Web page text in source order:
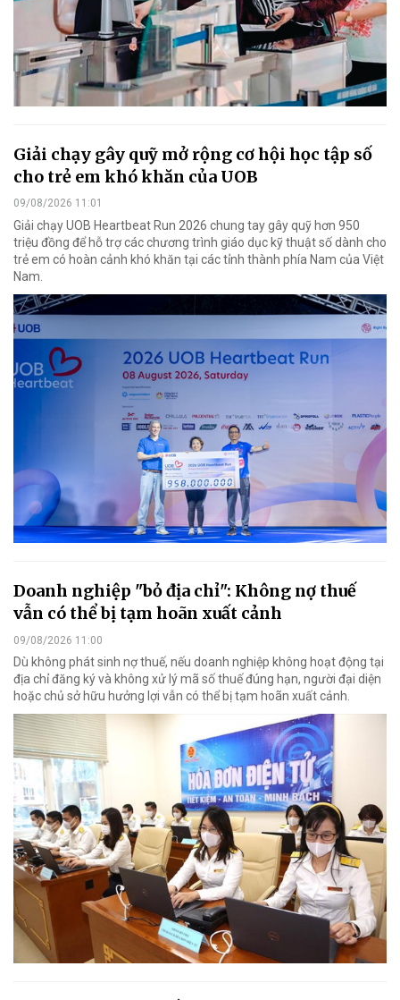
Giải chạy gây quỹ mở rộng cơ hội học tập số
cho trẻ em khó khăn của UOB
09/08/2026 11:01
Giải chạy UOB Heartbeat Run 2026 chung tay gây quỹ hơn 950
triệu đồng để hỗ trợ các chương trình giáo dục kỹ thuật số dành cho
trẻ em có hoàn cảnh khó khăn tại các tỉnh thành phía Nam của Việt
Nam.
Doanh nghiệp "bỏ địa chỉ": Không nợ thuế
vẫn có thể bị tạm hoãn xuất cảnh
09/08/2026 11:00
Dù không phát sinh nợ thuế, nếu doanh nghiệp không hoạt động tại
địa chỉ đăng ký và không xử lý mã số thuế đúng hạn, người đại diện
hoặc chủ sở hữu hưởng lợi vẫn có thể bị tạm hoãn xuất cảnh.